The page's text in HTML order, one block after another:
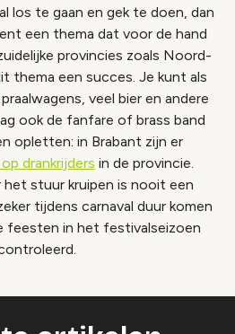
los te gaan en gek te doen, dan
een thema dat voor de hand
provincies zoals Noord-
thema een succes. Je kunt als
veel bier en andere
ook de fanfare of brass band
opletten: in Brabant zijn er
drankrijders in de provincie.
stuur kruipen is nooit een
tijdens carnaval duur komen
feesten in het festivalseizoen